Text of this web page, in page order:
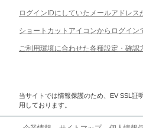
ログインIDにしていたメールアドレス
ショートカットアイコンからログイン
ご利用環境に合わせた各種設定・確認
当サイトでは情報保護のため、EV SSL証
用しております。